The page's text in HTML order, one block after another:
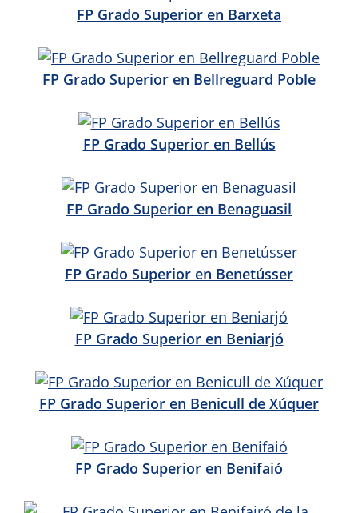
FP Grado Superior en Barxeta
FP Grado Superior en Bellreguard Poble
FP Grado Superior en Bellús
FP Grado Superior en Benaguasil
FP Grado Superior en Benetússer
FP Grado Superior en Beniarjó
FP Grado Superior en Benicull de Xúquer
FP Grado Superior en Benifaió